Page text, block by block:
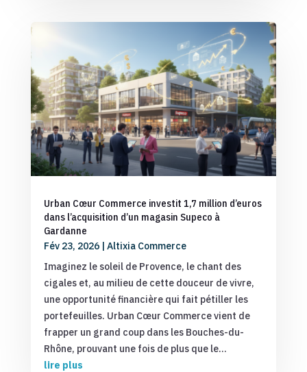
Urban Cœur Commerce investit 1,7 million d’euros
dans l’acquisition d’un magasin Supeco à
Gardanne
Fév 23, 2026| Altixia Commerce
Imaginez le soleil de Provence, le chant des
cigales et, au milieu de cette douceur de vivre,
une opportunité financière qui fait pétiller les
portefeuilles. Urban Cœur Commerce vient de
frapper un grand coup dans les Bouches-du-
Rhône, prouvant une fois de plus que le...
lire plus